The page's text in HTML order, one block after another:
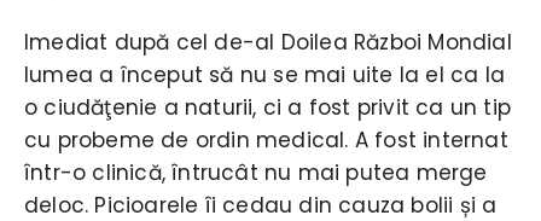
Imediat după cel de-al Doilea Război Mondial
lumea a început să nu se mai uite la el ca la
o ciudăţenie a naturii, ci a fost privit ca un tip
cu probeme de ordin medical. A fost internat
într-o clinică, întrucât nu mai putea merge
deloc. Picioarele îi cedau din cauza bolii și a